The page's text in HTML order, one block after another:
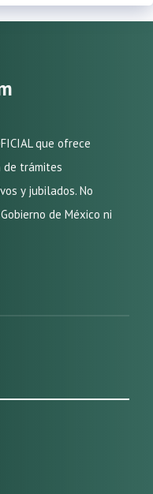
que ofrece
trámites
y jubilados. No
de México ni